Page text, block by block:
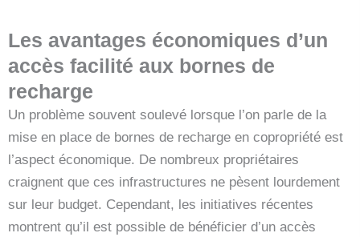
Les avantages économiques d’un
accès facilité aux bornes de
recharge
Un problème souvent soulevé lorsque l’on parle de la
mise en place de bornes de recharge en copropriété est
l’aspect économique. De nombreux propriétaires
craignent que ces infrastructures ne pèsent lourdement
sur leur budget. Cependant, les initiatives récentes
montrent qu’il est possible de bénéficier d’un accès